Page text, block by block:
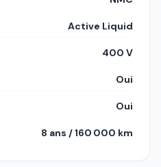
Active Liquid
400 V
Oui
Oui
8 ans / 160 000 km